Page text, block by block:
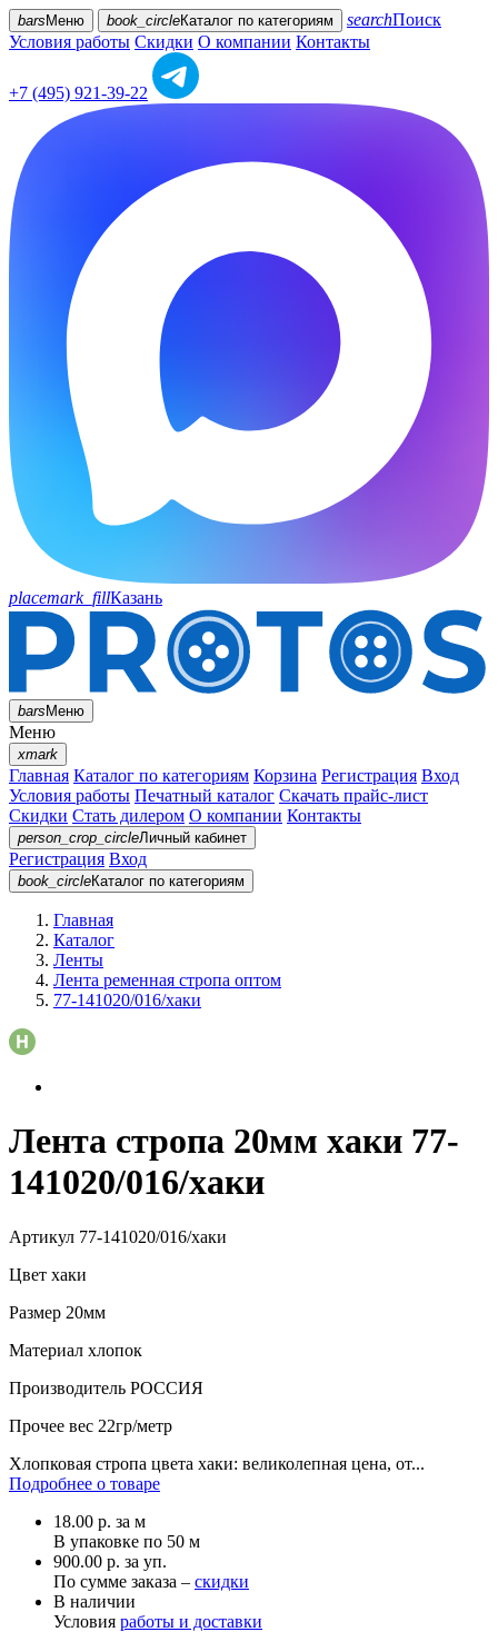
bars Меню book_circleКаталог по категориям searchПоиск
Условия работы Скидки О компании Контакты
+7 (495) 921-39-22
placemark_fillКазань
barsМеню
Меню
xmark
Главная Каталог по категориям Корзина Регистрация Вход
Условия работы Печатный каталог Скачать прайс-лист
Скидки Стать дилером О компании Контакты
person_crop_circleЛичный кабинет
Регистрация Вход
book_circleКаталог по категориям
Главная
Каталог
Ленты
Лента ременная стропа оптом
77-141020/016/хаки
Лента стропа 20мм хаки 77-
141020/016/хаки
Артикул 77-141020/016/хаки
Цвет хаки
Размер 20мм
Материал хлопок
Производитель РОССИЯ
Прочее вес 22гр/метр
Хлопковая стропа цвета хаки: великолепная цена, от...
Подробнее о товаре
18.00 р. за м
В упаковке по 50 м
900.00 р. за уп.
По сумме заказа – скидки
В наличии
Условия работы и доставки